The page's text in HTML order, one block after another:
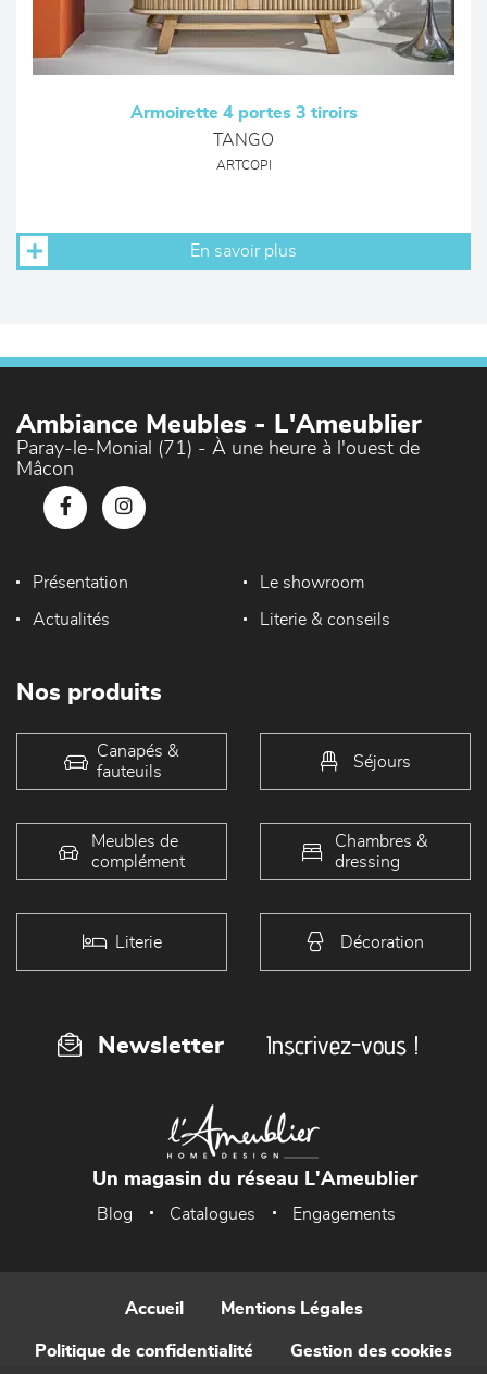
Armoirette 4 portes 3 tiroirs
TANGO
ARTCOPI
En savoir plus
Ambiance Meubles - L'Ameublier
Paray-le-Monial (71) - À une heure à l'ouest de
Mâcon
Présentation Le showroom
Actualités Literie & conseils
Nos produits
Canapés &
fauteuils
Séjours
Meubles de
complément
Chambres &
dressing
Literie Décoration
Newsletter Inscrivez-vous !
Un magasin du réseau L'Ameublier
Blog Catalogues Engagements
Accueil Mentions Légales
Politique de confidentialité Gestion des cookies